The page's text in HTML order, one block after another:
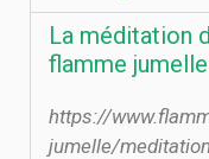
La méditation
flamme jumelle
https://
jumelle/